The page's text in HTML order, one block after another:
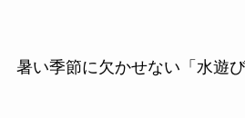
暑い季節に欠かせない「水遊び